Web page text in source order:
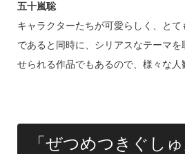
五十嵐聡
キャラクターたちが可愛らしく、と
であると同時に、シリアスなテーマを
せられる作品でもあるので、様々な人
「ぜつめつきぐしゅ